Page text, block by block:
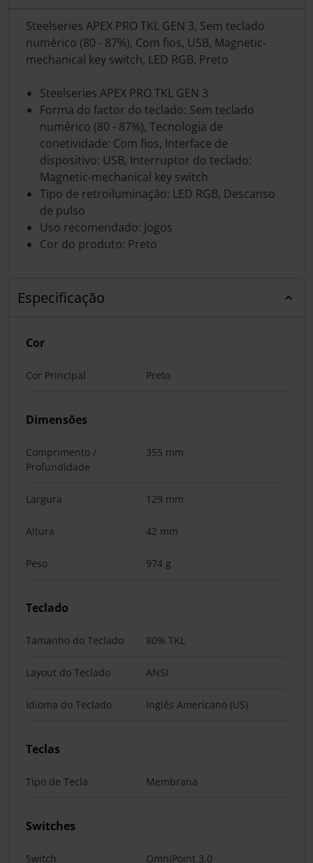
Steelseries APEX PRO TKL GEN 3, Sem teclado
numérico (80 - 87%), Com fios, USB, Magnetic-
mechanical key switch, LED RGB, Preto
Steelseries APEX PRO TKL GEN 3
Forma do factor do teclado: Sem teclado
numérico (80 - 87%), Tecnologia de
conetividade: Com fios, Interface de
dispositivo: USB, Interruptor do teclado:
Magnetic-mechanical key switch
Tipo de retroiluminação: LED RGB, Descanso
de pulso
Uso recomendado: Jogos
Cor do produto: Preto
Especificação
Cor
Cor Principal Preto
Dimensões
Comprimento /
Profundidade
355 mm
Largura 129 mm
Altura 42 mm
Peso 974 g
Teclado
Tamanho do Teclado 80% TKL
Layout do Teclado ANSI
Idioma do Teclado Inglês Americano (US)
Teclas
Tipo de Tecla Membrana
Switches
Switch OmniPoint 3.0